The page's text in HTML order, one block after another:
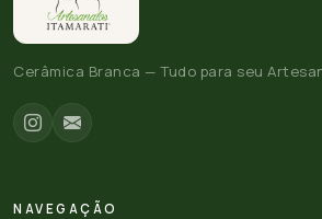
Cerâmica Branca — Tudo para seu
NAVEGAÇÃO